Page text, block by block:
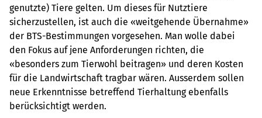
genutzte) Tiere gelten. Um dieses für Nutztiere
sicherzustellen, ist auch die «weitgehende Übernahme»
der BTS-Bestimmungen vorgesehen. Man wolle dabei
den Fokus auf jene Anforderungen richten, die
«besonders zum Tierwohl beitragen» und deren Kosten
für die Landwirtschaft tragbar wären. Ausserdem sollen
neue Erkenntnisse betreffend Tierhaltung ebenfalls
berücksichtigt werden.